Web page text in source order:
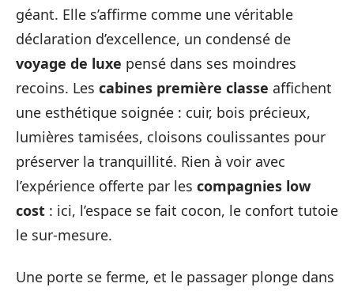
géant. Elle s’affirme comme une véritable
déclaration d’excellence, un condensé de
voyage de luxe pensé dans ses moindres
recoins. Les cabines première classe affichent
une esthétique soignée : cuir, bois précieux,
lumières tamisées, cloisons coulissantes pour
préserver la tranquillité. Rien à voir avec
l’expérience offerte par les compagnies low
cost : ici, l’espace se fait cocon, le confort tutoie
le sur-mesure.
Une porte se ferme, et le passager plonge dans